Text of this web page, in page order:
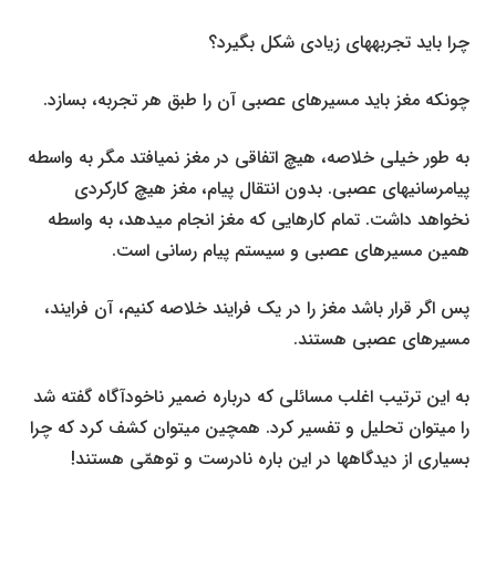
چرا باید تجربه­های زیادی شکل بگیرد؟
چونکه مغز باید مسیرهای عصبی آن را طبق هر تجربه، بسازد.
به طور خیلی خلاصه، هیچ اتفاقی در مغز نمی­افتد مگر به واسطه
پیام­رسانی­های عصبی. بدون انتقال پیام، مغز هیچ کارکردی
نخواهد داشت. تمام کارهایی که مغز انجام می­دهد، به واسطه
همین مسیرهای عصبی و سیستم پیام رسانی است.
پس اگر قرار باشد مغز را در یک فرایند خلاصه کنیم، آن فرایند،
مسیرهای عصبی هستند.
به این ترتیب اغلب مسائلی که درباره ضمیر ناخودآگاه گفته شد
را می­توان تحلیل و تفسیر کرد. همچین می­توان کشف کرد که چرا
بسیاری از دیدگاه­ها در این باره نادرست و توهمّی هستند!